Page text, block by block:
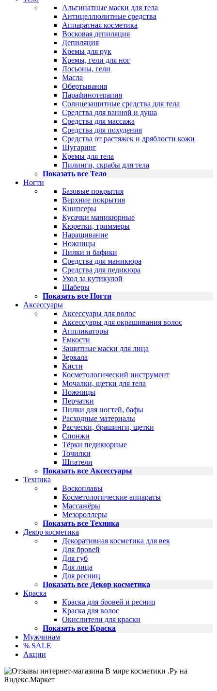
Альгинатные маски для тела
Антицеллюлитные средства
Аппаратная косметика
Восковая депиляция
Депиляция
Кремы для рук
Кремы, гели для ног
Лосьоны, гели
Масла
Обертывания
Парафинотерапия
Солнцезащитные средства для тела
Средства для ванной и душа
Средства для массажа
Средства для похудения
Средства от растяжек и дряблости кожи
Шугаринг
Кремы для тела
Пилинги, скрабы для тела
Показать все Тело
Ногти
Базовые покрытия
Верхние покрытия
Книпсеры
Кусачки маникюрные
Кюретки, триммеры
Наращивание
Ножницы
Пилки и бафики
Средства для маникюра
Средства для педикюра
Уход за кутикулой
Шаберы
Показать все Ногти
Аксессуары
Аксессуары для волос
Аксессуары для окрашивания волос
Аппликаторы
Емкости
Защитные маски для лица
Зеркала
Кисти
Косметологический инструмент
Мочалки, щетки для тела
Ножницы
Перчатки
Пилки для ногтей, бафы
Расходные материалы
Расчески, брашинги, щетки
Спонжи
Тёрки педикюрные
Точилки
Шпатели
Показать все Аксессуары
Техника
Воскоплавы
Косметологические аппараты
Массажёры
Мезороллеры
Показать все Техника
Декор косметика
Декоративная косметика для век
Для бровей
Для губ
Для лица
Для ресниц
Показать все Декор косметика
Краска
Краска для бровей и ресниц
Краска для волос
Окислители для краски
Показать все Краска
Мужчинам
% SALE
Акции